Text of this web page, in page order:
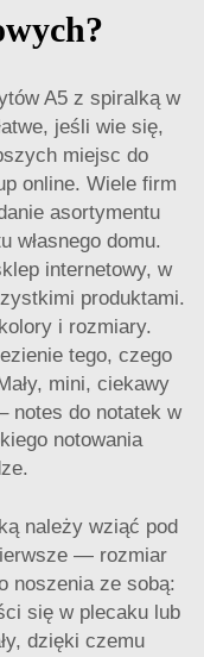
A5 z spiralką w
jeśli wie się,
miejsc do
online. Wiele firm
asortymentu
własnego domu.
internetowy, w
produktami.
i rozmiary.
tego, czego
mini, ciekawy
notes do notatek w
notowania
należy wziąć pod
— rozmiar
noszenia ze sobą:
się w plecaku lub
dzięki czemu